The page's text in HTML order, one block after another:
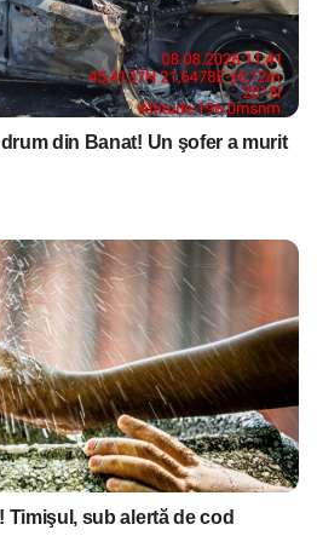
din Banat! Un şofer a murit
Timişul, sub alertă de cod